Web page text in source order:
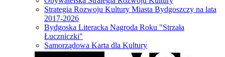
Strategia Rozwoju Kultury Miasta Bydgoszczy na lata
2017-2026
Bydgoska Literacka Nagroda Roku "Strzała
Łuczniczki"
Samorządowa Karta dla Kultury